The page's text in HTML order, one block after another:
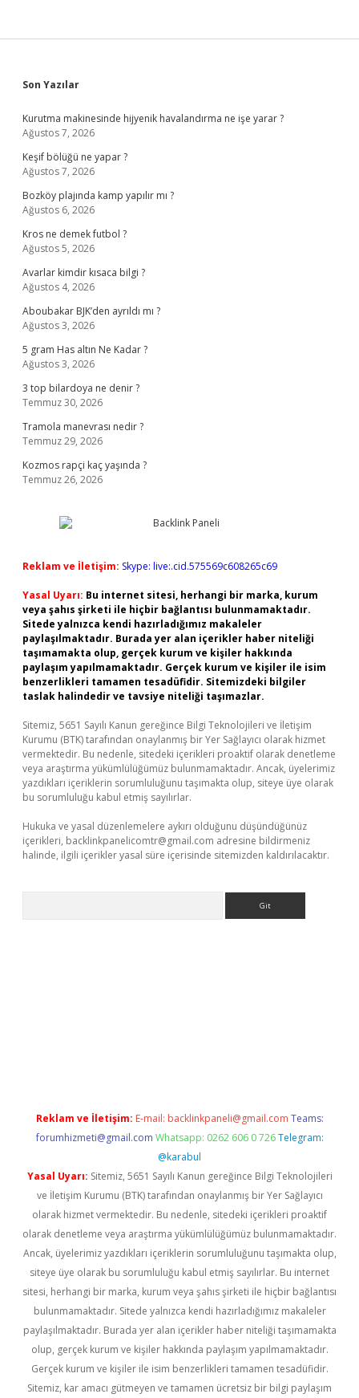
Sidebar
Son Yazılar
Kurutma makinesinde hijyenik havalandırma ne işe yarar ?
Ağustos 7, 2026
Keşif bölüğü ne yapar ?
Ağustos 7, 2026
Bozköy plajında kamp yapılır mı ?
Ağustos 6, 2026
Kros ne demek futbol ?
Ağustos 5, 2026
Avarlar kimdir kısaca bilgi ?
Ağustos 4, 2026
Aboubakar BJK’den ayrıldı mı ?
Ağustos 3, 2026
5 gram Has altın Ne Kadar ?
Ağustos 3, 2026
3 top bilardoya ne denir ?
Temmuz 30, 2026
Tramola manevrası nedir ?
Temmuz 29, 2026
Kozmos rapçi kaç yaşında ?
Temmuz 26, 2026
Reklam ve İletişim: Skype: live:.cid.575569c608265c69
Yasal Uyarı: Bu internet sitesi, herhangi bir marka, kurum
veya şahıs şirketi ile hiçbir bağlantısı bulunmamaktadır.
Sitede yalnızca kendi hazırladığımız makaleler
paylaşılmaktadır. Burada yer alan içerikler haber niteliği
taşımamakta olup, gerçek kurum ve kişiler hakkında
paylaşım yapılmamaktadır. Gerçek kurum ve kişiler ile isim
benzerlikleri tamamen tesadüfidir. Sitemizdeki bilgiler
taslak halindedir ve tavsiye niteliği taşımazlar.
Sitemiz, 5651 Sayılı Kanun gereğince Bilgi Teknolojileri ve İletişim
Kurumu (BTK) tarafından onaylanmış bir Yer Sağlayıcı olarak hizmet
vermektedir. Bu nedenle, sitedeki içerikleri proaktif olarak denetleme
veya araştırma yükümlülüğümüz bulunmamaktadır. Ancak, üyelerimiz
yazdıkları içeriklerin sorumluluğunu taşımakta olup, siteye üye olarak
bu sorumluluğu kabul etmiş sayılırlar.
Hukuka ve yasal düzenlemelere aykırı olduğunu düşündüğünüz
içerikleri, backlinkpanelicomtr@gmail.com adresine bildirmeniz
halinde, ilgili içerikler yasal süre içerisinde sitemizden kaldırılacaktır.
Reklam ve İletişim: E-mail: backlinkpaneli@gmail.com Teams:
forumhizmeti@gmail.com Whatsapp: 0262 606 0 726 Telegram:
@karabul
Yasal Uyarı: Sitemiz, 5651 Sayılı Kanun gereğince Bilgi Teknolojileri
ve İletişim Kurumu (BTK) tarafından onaylanmış bir Yer Sağlayıcı
olarak hizmet vermektedir. Bu nedenle, sitedeki içerikleri proaktif
olarak denetleme veya araştırma yükümlülüğümüz bulunmamaktadır.
Ancak, üyelerimiz yazdıkları içeriklerin sorumluluğunu taşımakta olup,
siteye üye olarak bu sorumluluğu kabul etmiş sayılırlar. Bu internet
sitesi, herhangi bir marka, kurum veya şahıs şirketi ile hiçbir bağlantısı
bulunmamaktadır. Sitede yalnızca kendi hazırladığımız makaleler
paylaşılmaktadır. Burada yer alan içerikler haber niteliği taşımamakta
olup, gerçek kurum ve kişiler hakkında paylaşım yapılmamaktadır.
Gerçek kurum ve kişiler ile isim benzerlikleri tamamen tesadüfidir.
Sitemiz, kar amacı gütmeyen ve tamamen ücretsiz bir bilgi paylaşım